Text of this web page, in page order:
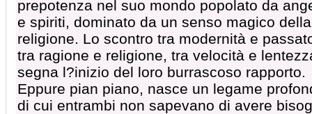
prepotenza nel suo mondo popolato da
e spiriti, dominato da un senso magico della
religione. Lo scontro tra modernità e
tra ragione e religione, tra velocità e
segna l?inizio del loro burrascoso rapporto.
Eppure pian piano, nasce un legame
di cui entrambi non sapevano di avere